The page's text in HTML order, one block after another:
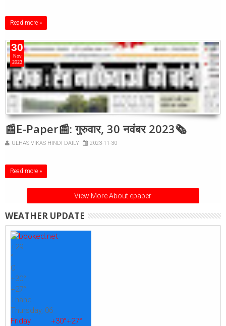
Read more »
30
Nov
2023
📰E-Paper📰: गुरुवार, 30 नवंबर 2023🗞
ULHAS VIKAS HINDI DAILY 2023-11-30
Read more »
View More About epaper
WEATHER UPDATE
+29
°
C
+30°
+27°
Thane
Thursday, 06
Friday
+30°+27°